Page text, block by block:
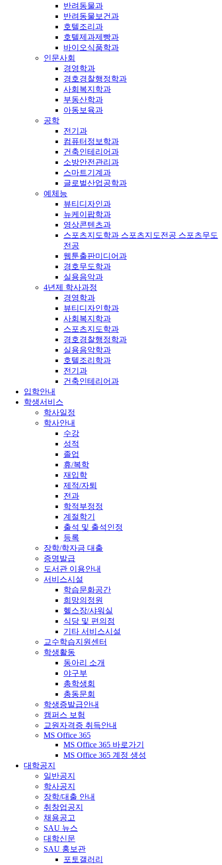
반려동물과
반려동물보건과
호텔조리과
호텔제과제빵과
바이오식품학과
인문사회
경영학과
경호경찰행정학과
사회복지학과
부동산학과
아동보육과
공학
전기과
컴퓨터정보학과
건축인테리어과
소방안전관리과
스마트기계과
글로벌산업공학과
예체능
뷰티디자인과
뉴케이팝학과
영상콘텐츠과
스포츠지도학과 스포츠지도전공 스포츠무도
전공
웹툰출판미디어과
경호무도학과
실용음악과
4년제 학사과정
경영학과
뷰티디자인학과
사회복지학과
스포츠지도학과
경호경찰행정학과
실용음악학과
호텔조리학과
전기과
건축인테리어과
입학안내
학생서비스
학사일정
학사안내
수강
성적
졸업
휴/복학
재입학
제적/자퇴
전과
학적부정정
계절학기
출석 및 출석인정
등록
장학/학자금 대출
증명발급
도서관 이용안내
서비스시설
학습문화공간
희망의정원
헬스장/샤워실
식당 및 편의점
기타 서비스시설
교수학습지원센터
학생활동
동아리 소개
야구부
총학생회
총동문회
학생증발급안내
캠퍼스 보험
교원자격증 취득안내
MS Office 365
MS Office 365 바로가기
MS Office 365 계정 생성
대학공지
일반공지
학사공지
장학/대출 안내
취창업공지
채용공고
SAU 뉴스
대학신문
SAU 홍보관
포토갤러리